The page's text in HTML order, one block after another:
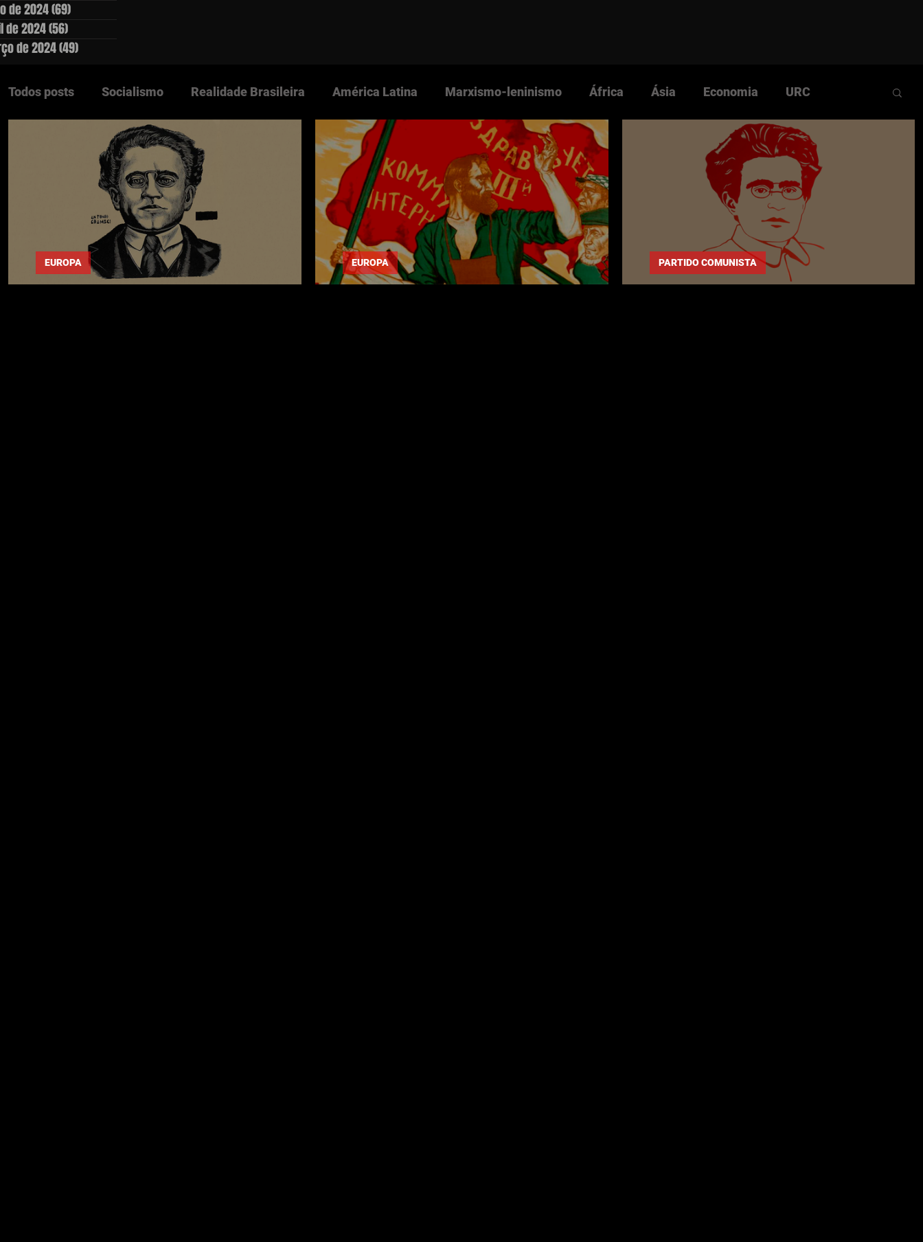
de 2024(69)
de 2024(56)
de 2024(49)
Todos posts Socialismo Realidade Brasileira América Latina Marxismo-leninismo África Ásia Economia URC
Questão Agrária Lutas Populares Edições Nova Cultura Revista Nova Cultura Partido Comunista Cultura História
Países Socialistas NOVACULTURA.info Imperialismo Guerra Popular Questão Nacional Rumos da Luta
DESTAQUES
EUROPA EUROPA PARTIDO COMUNISTA